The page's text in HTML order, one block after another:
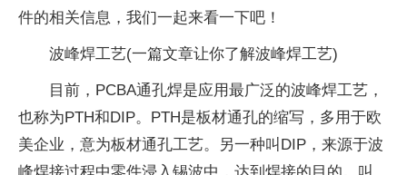
件的相关信息，我们一起来看一下吧！
波峰焊工艺(一篇文章让你了解波峰焊工艺)
目前，PCBA通孔焊是应用最广泛的波峰焊工艺，
也称为PTH和DIP。PTH是板材通孔的缩写，多用于欧
美企业，意为板材通孔工艺。另一种叫DIP，来源于波